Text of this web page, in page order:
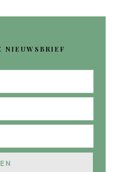
NIEUWSBRIEF